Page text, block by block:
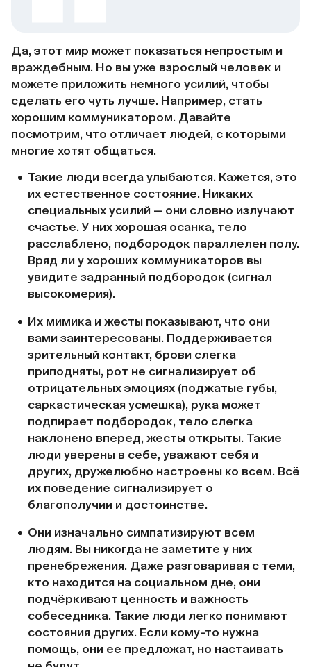
Да, этот мир может показаться непростым и
враждебным. Но вы уже взрослый человек и
можете приложить немного усилий, чтобы
сделать его чуть лучше. Например, стать
хорошим коммуникатором. Давайте
посмотрим, что отличает людей, с которыми
многие хотят общаться.
Такие люди всегда улыбаются. Кажется, это
их естественное состояние. Никаких
специальных усилий — они словно излучают
счастье. У них хорошая осанка, тело
расслаблено, подбородок параллелен полу.
Вряд ли у хороших коммуникаторов вы
увидите задранный подбородок (сигнал
высокомерия).
Их мимика и жесты показывают, что они
вами заинтересованы. Поддерживается
зрительный контакт, брови слегка
приподняты, рот не сигнализирует об
отрицательных эмоциях (поджатые губы,
саркастическая усмешка), рука может
подпирает подбородок, тело слегка
наклонено вперед, жесты открыты. Такие
люди уверены в себе, уважают себя и
других, дружелюбно настроены ко всем. Всё
их поведение сигнализирует о
благополучии и достоинстве.
Они изначально симпатизируют всем
людям. Вы никогда не заметите у них
пренебрежения. Даже разговаривая с теми,
кто находится на социальном дне, они
подчёркивают ценность и важность
собеседника. Такие люди легко понимают
состояния других. Если кому-то нужна
помощь, они ее предложат, но настаивать